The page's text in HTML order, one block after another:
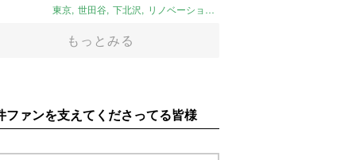
東京 世田谷 下北沢 リノベーション
もっとみる
ファンを支えてくださってる皆様